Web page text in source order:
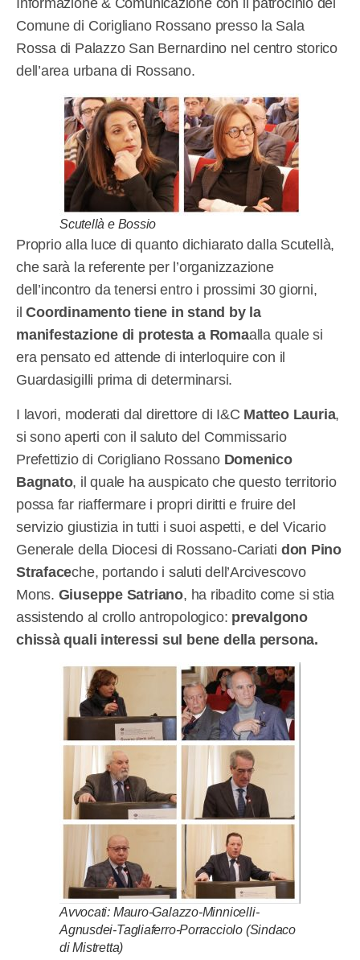
Comune di Corigliano Rossano presso la Sala
Rossa di Palazzo San Bernardino nel centro storico
dell’area urbana di Rossano.
Scutellà e Bossio
Proprio alla luce di quanto dichiarato dalla Scutellà,
che sarà la referente per l’organizzazione
dell’incontro da tenersi entro i prossimi 30 giorni,
ilCoordinamento tiene in stand by la
manifestazione di protesta a Romaalla quale si
era pensato ed attende di interloquire con il
Guardasigilli prima di determinarsi.
I lavori, moderati dal direttore di I&C Matteo Lauria,
si sono aperti con il saluto del Commissario
Prefettizio di Corigliano Rossano Domenico
Bagnato, il quale ha auspicato che questo territorio
possa far riaffermare i propri diritti e fruire del
servizio giustizia in tutti i suoi aspetti, e del Vicario
Generale della Diocesi di Rossano-Cariati don Pino
Strafaceche, portando i saluti dell’Arcivescovo
Mons. Giuseppe Satriano, ha ribadito come si stia
assistendo al crollo antropologico: prevalgono
chissà quali interessi sul bene della persona.
Avvocati: Mauro-Galazzo-Minnicelli-
Agnusdei-Tagliaferro-Porracciolo (Sindaco
di Mistretta)